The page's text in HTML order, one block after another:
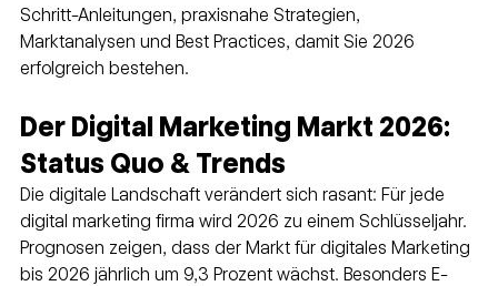
Schritt-Anleitungen, praxisnahe Strategien,
Marktanalysen und Best Practices, damit Sie 2026
erfolgreich bestehen.
Der Digital Marketing Markt 2026:
Status Quo & Trends
Die digitale Landschaft verändert sich rasant: Für jede
digital marketing firma wird 2026 zu einem Schlüsseljahr.
Prognosen zeigen, dass der Markt für digitales Marketing
bis 2026 jährlich um 9,3 Prozent wächst. Besonders E-